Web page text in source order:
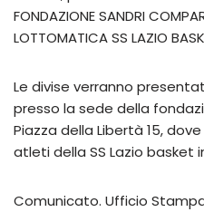
FONDAZIONE SANDRI
LOTTOMATICA SS LAZIO
Le divise verranno
presso la sede della
Piazza della Libertà 15,
atleti della SS Lazio basket
Comunicato. Ufficio